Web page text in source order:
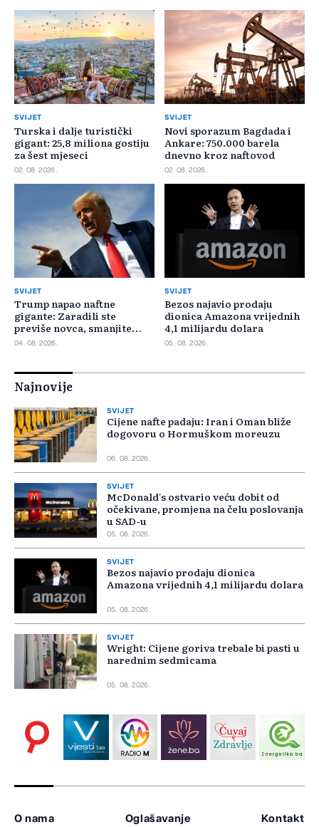
SVIJET
Turska i dalje turistički
gigant: 25,8 miliona gostiju
za šest mjeseci
02. 08. 2026.
SVIJET
Novi sporazum Bagdada i
Ankare: 750.000 barela
dnevno kroz naftovod
02. 08. 2026.
SVIJET
Trump napao naftne
gigante: Zaradili ste
previše novca, smanjite
cijene
04. 08. 2026.
SVIJET
Bezos najavio prodaju
dionica Amazona vrijednih
4,1 milijardu dolara
05. 08. 2026.
Najnovije
SVIJET
Cijene nafte padaju: Iran i Oman bliže
dogovoru o Hormuškom moreuzu
06. 08. 2026.
SVIJET
McDonald's ostvario veću dobit od
očekivane, promjena na čelu poslovanja
u SAD-u
05. 08. 2026.
SVIJET
Bezos najavio prodaju dionica
Amazona vrijednih 4,1 milijardu dolara
05. 08. 2026.
SVIJET
Wright: Cijene goriva trebale bi pasti u
narednim sedmicama
05. 08. 2026.
O nama Oglašavanje Kontakt